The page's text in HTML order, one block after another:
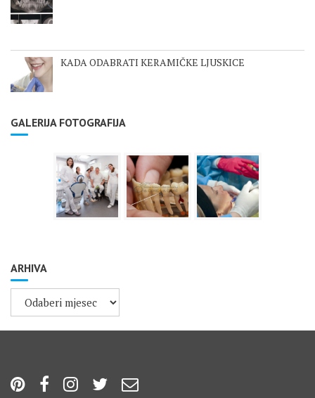
KADA ODABRATI KERAMIČKE LJUSKICE
GALERIJA FOTOGRAFIJA
ARHIVA
ARHIVA